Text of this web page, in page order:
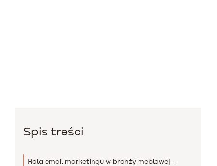
Spis treści
Rola email marketingu w branży meblowej -